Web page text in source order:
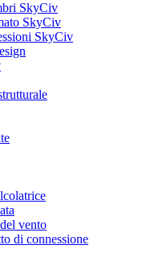
SkyCiv
SkyCiv
SkyCiv
vento
di connessione